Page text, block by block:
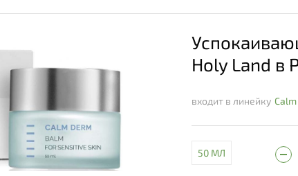
Holy Land в
входит в линейку
50 МЛ